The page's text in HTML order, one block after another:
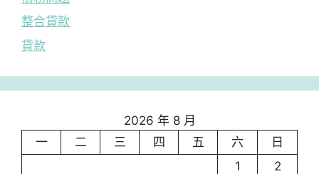
整合貸款
貸款
2026 年 8 月
一
二 三 四 五 六
日
1
2